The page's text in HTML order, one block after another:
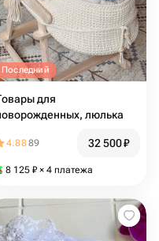
Последний
для
люлька
4.8889 32 500₽
8 125 ₽ × 4 платежа